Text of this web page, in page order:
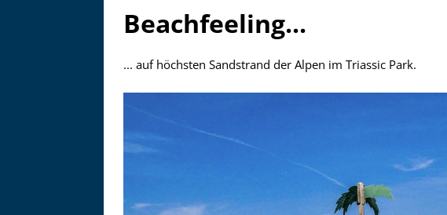
Beachfeeling...
... auf höchsten Sandstrand der Alpen im Triassic Park.